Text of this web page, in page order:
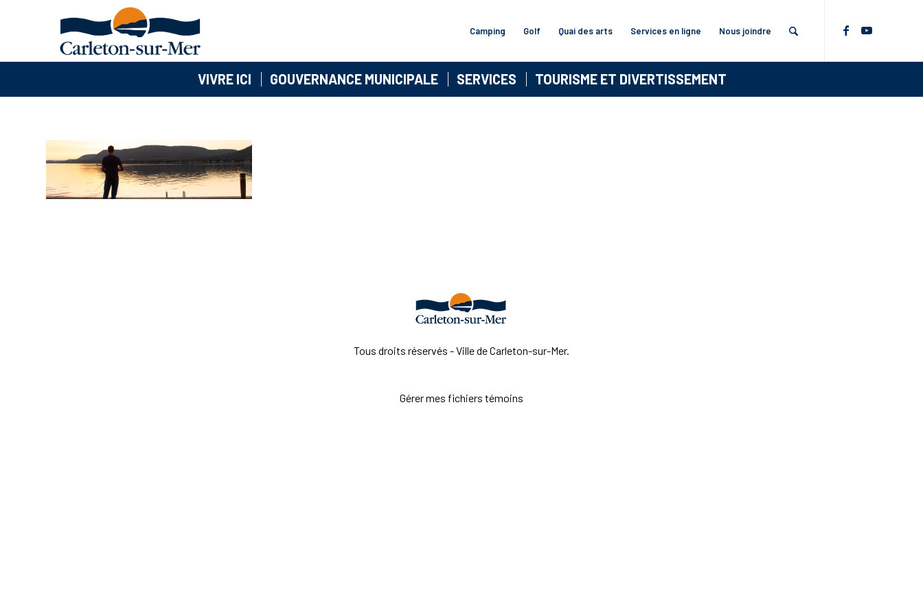
Camping Golf Quai des arts Services en ligne Nous joindre
VIVRE ICI GOUVERNANCE MUNICIPALE SERVICES TOURISME ET DIVERTISSEMENT
Tous droits réservés - Ville de Carleton-sur-Mer.
Gérer mes fichiers témoins